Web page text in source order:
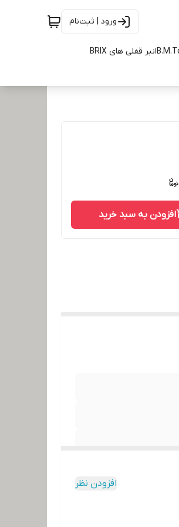
ورود | ثبت‌نام
انبر قفلی های BRIX
افزودن به سبد خرید
افزودن نظر